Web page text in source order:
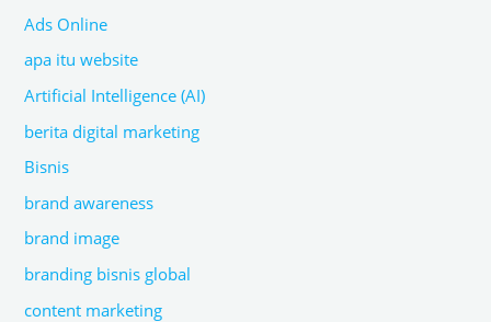
Ads Online
apa itu website
Artificial Intelligence (AI)
berita digital marketing
Bisnis
brand awareness
brand image
branding bisnis global
content marketing